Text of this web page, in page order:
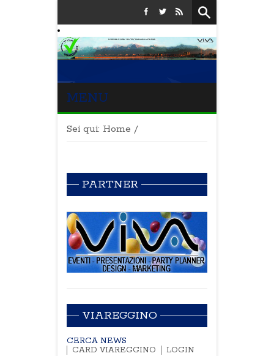
MENU
Sei qui: Home /
PARTNER
VIAREGGINO
CERCA NEWS
CARD VIAREGGINO
LOGIN